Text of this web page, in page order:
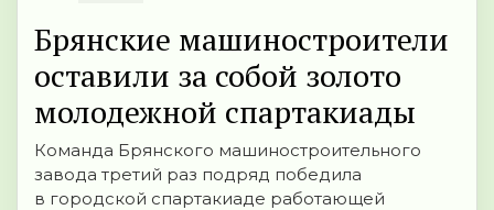
Брянские машиностроители
оставили за собой золото
молодежной спартакиады
Команда Брянского машиностроительного
завода третий раз подряд победила
в городской спартакиаде работающей